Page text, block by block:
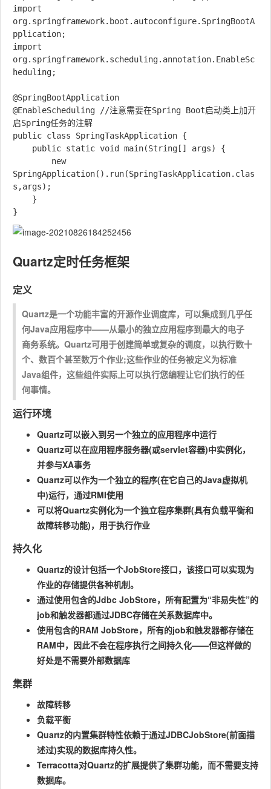
import
org.springframework.boot.autoconfigure.SpringBootA
pplication;
import
org.springframework.scheduling.annotation.EnableSc
heduling;
@SpringBootApplication
@EnableScheduling //注意需要在Spring Boot启动类上加开
启Spring任务的注解
public class SpringTaskApplication {
SpringApplication().run(SpringTaskApplication.clas
s,args);
Quartz定时任务框架
定义
Quartz是一个功能丰富的开源作业调度库，可以集成到几乎任
何Java应用程序中——从最小的独立应用程序到最大的电子
商务系统。Quartz可用于创建简单或复杂的调度，以执行数十
个、数百个甚至数万个作业;这些作业的任务被定义为标准
Java组件，这些组件实际上可以执行您编程让它们执行的任
何事情。
运行环境
Quartz可以嵌入到另一个独立的应用程序中运行
Quartz可以在应用程序服务器(或servlet容器)中实例化，
并参与XA事务
Quartz可以作为一个独立的程序(在它自己的Java虚拟机
中)运行，通过RMI使用
可以将Quartz实例化为一个独立程序集群(具有负载平衡和
故障转移功能)，用于执行作业
持久化
Quartz的设计包括一个JobStore接口，该接口可以实现为
作业的存储提供各种机制。
通过使用包含的Jdbc JobStore，所有配置为“非易失性”的
job和触发器都通过JDBC存储在关系数据库中。
使用包含的RAM JobStore，所有的job和触发器都存储在
RAM中，因此不会在程序执行之间持久化——但这样做的
好处是不需要外部数据库
集群
故障转移
负载平衡
Quartz的内置集群特性依赖于通过JDBCJobStore(前面描
述过)实现的数据库持久性。
Terracotta对Quartz的扩展提供了集群功能，而不需要支持
数据库。